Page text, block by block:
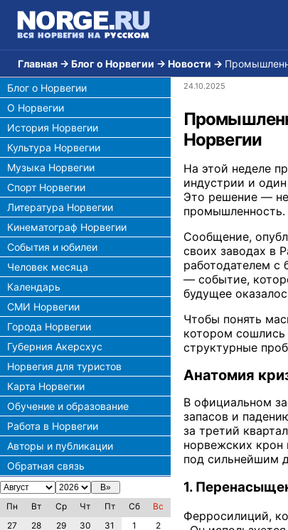
Главная → Блог о Норвегии → Новости →
Блог о Норвегии
О Норвегии
История Норвегии
Культура Норвегии
Музыка Норвегии
Спорт Норвегии
Литература Норвегии
Кинематограф Норвегии
События и юбилеи
Человек месяца
Календарь
СМИ Норвегии
Города Норвегии
Губерния Акерсхус
Норвегия для туристов
Карта Норвегии
Обучение и образование
Работа в Норвегии
Авторы и публикации
Обратная связь
Пн Вт Ср Чт Пт Сб
Вс
27
28 29 30 31 1
2
24.10.2025
Норвегии
На этой неделе
индустрии и
Это решение —
промышленность.
Сообщение,
своих заводах в
работодателем с
— событие,
будущее
Чтобы понять
котором сошлись
структурные
Анатомия
В официальном
запасов и
за третий
норвежских крон
под сильнейшим
1.
Ферросилиций,